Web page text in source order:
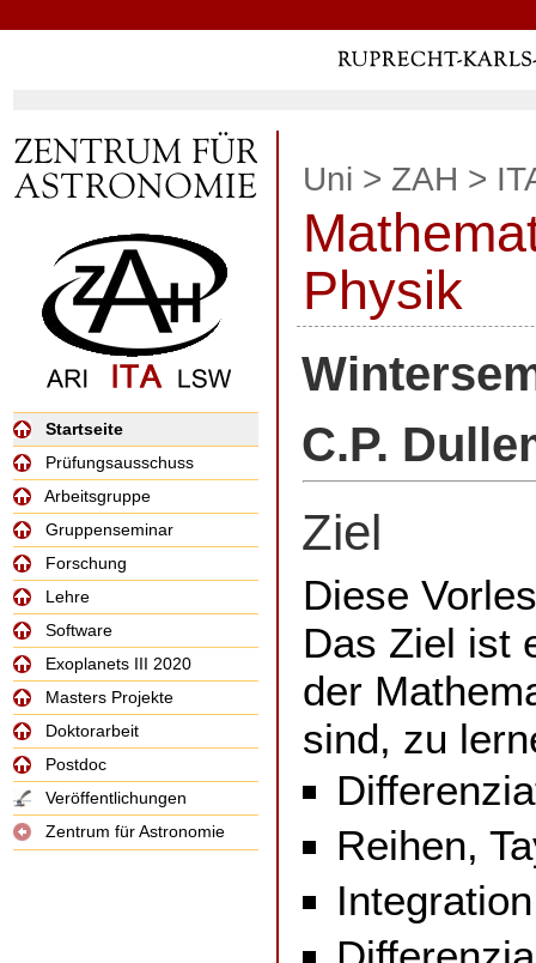
Startseite
Prüfungsausschuss
Arbeitsgruppe
Gruppenseminar
Forschung
Lehre
Software
Exoplanets III 2020
Masters Projekte
Doktorarbeit
Postdoc
Veröffentlichungen
Zentrum für Astronomie
Uni > ZAH >
Physik
C.P.
Ziel
Diese
Das Ziel ist
der
sind, zu
Reihen,
Integration